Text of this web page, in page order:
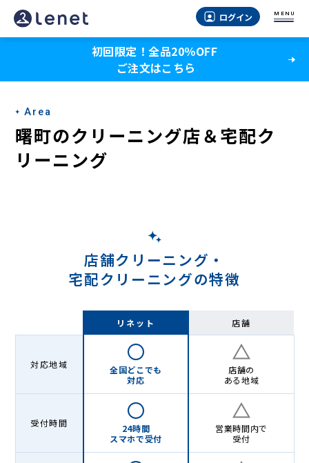
曙
町
宅
配
ク
Lenet〈リ
ネ
ログイン MENU
初回限定！全品20％OFF
ご注文はこちら
Area
曙町のクリーニング店＆宅配ク
リーニング
店舗クリーニング・
宅配クリーニングの特徴
リネット 店舗
対応地域
全国どこでも
対応
店舗の
ある地域
受付時間
24時間
スマホで受付
営業時間内で
受付